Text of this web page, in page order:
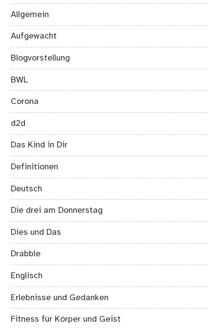
Allgemein
Aufgewacht
Blogvorstellung
BWL
Corona
d2d
Das Kind in Dir
Definitionen
Deutsch
Die drei am Donnerstag
Dies und Das
Drabble
Englisch
Erlebnisse und Gedanken
Fitness für Körper und Geist